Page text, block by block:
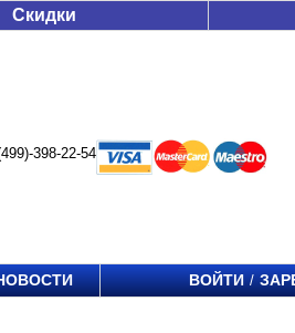
Скидки
398-22-54
ВОЙТИ /